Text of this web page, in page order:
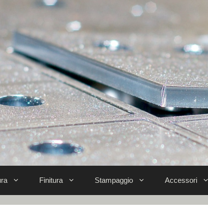
Finitura Stampaggio Accessori